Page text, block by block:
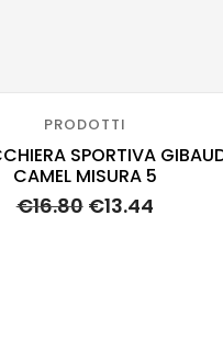
PRODOTTI
SPORTIVA
CAMEL MISURA 5
€16.80 €13.44